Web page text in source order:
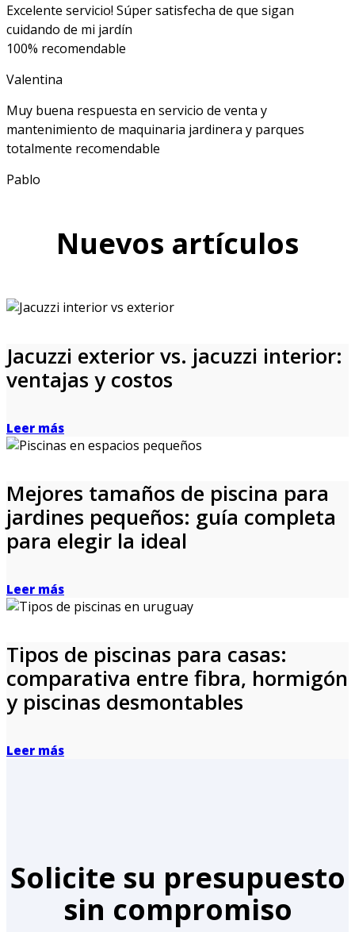
Excelente servicio! Súper satisfecha de que sigan
cuidando de mi jardín
100% recomendable
Valentina
Muy buena respuesta en servicio de venta y
mantenimiento de maquinaria jardinera y parques
totalmente recomendable
Pablo
Nuevos artículos
Jacuzzi exterior vs. jacuzzi interior:
ventajas y costos
Leer más
Mejores tamaños de piscina para
jardines pequeños: guía completa
para elegir la ideal
Leer más
Tipos de piscinas para casas:
comparativa entre fibra, hormigón
y piscinas desmontables
Leer más
Solicite su presupuesto
sin compromiso